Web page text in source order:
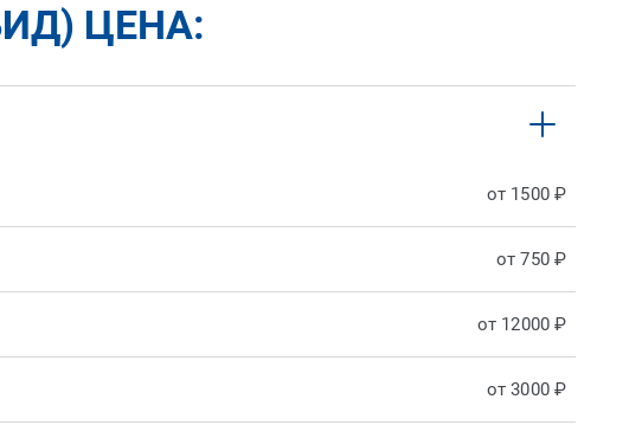
ЦЕНА:
от 1500 ₽
от 750 ₽
от 12000 ₽
от 3000 ₽